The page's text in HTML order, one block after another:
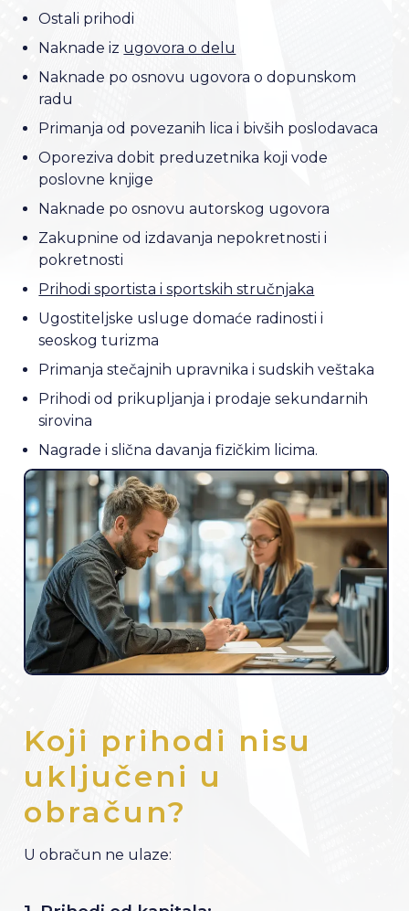
Ostali prihodi
Naknade iz ugovora o delu
Naknade po osnovu ugovora o dopunskom
radu
Primanja od povezanih lica i bivših poslodavaca
Oporeziva dobit preduzetnika koji vode
poslovne knjige
Naknade po osnovu autorskog ugovora
Zakupnine od izdavanja nepokretnosti i
pokretnosti
Prihodi sportista i sportskih stručnjaka
Ugostiteljske usluge domaće radinosti i
seoskog turizma
Primanja stečajnih upravnika i sudskih veštaka
Prihodi od prikupljanja i prodaje sekundarnih
sirovina
Nagrade i slična davanja fizičkim licima.
Koji prihodi nisu
uključeni u
obračun?
U obračun ne ulaze: